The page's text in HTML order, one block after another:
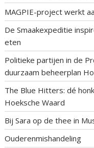
MAGPIE-project werkt
De Smaakexpeditie
eten
Politieke partijen in de
duurzaam beheerplan
The Blue Hitters: dé
Hoeksche Waard
Bij Sara op de thee in
Ouderenmishandeling